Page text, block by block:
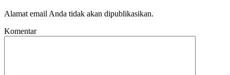
Alamat email Anda tidak akan dipublikasikan.
Komentar